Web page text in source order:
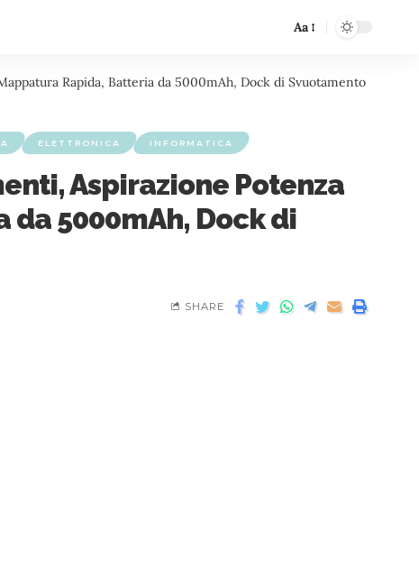
Aa
Rapida, Batteria da 5000mAh, Dock di Svuotamento
ELETTRONICA INFORMATICA
Aspirazione Potenza
da 5000mAh, Dock di
SHARE